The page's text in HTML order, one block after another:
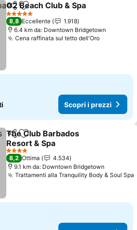
CondividiAggiungi ai preferiti
O2 Beach Club & Spa
5 Stelle
8,8 Eccellente
1.918
6.4 km da: Downtown Bridgetown
Cena raffinata sul tetto dell'OroScopri i
Scopri i prezzi
CondividiAggiungi ai preferiti
The Club Barbados
Resort & Spa
Scopri i prezzi
4 Stelle
8,2 Ottima
4.534
9.1 km da: Downtown Bridgetown
Trattamenti alla Tranquility Body & Soul Spa